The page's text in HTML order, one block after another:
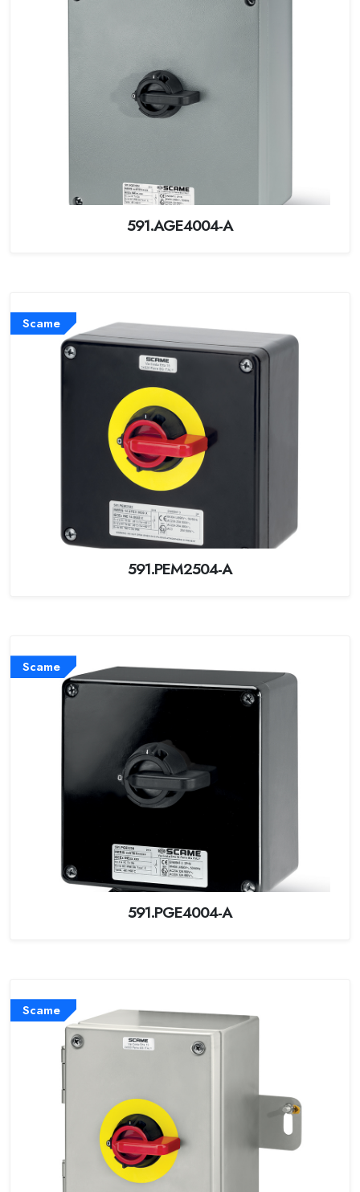
591.AGE4004-A
Scame
591.PEM2504-A
Scame
591.PGE4004-A
Scame